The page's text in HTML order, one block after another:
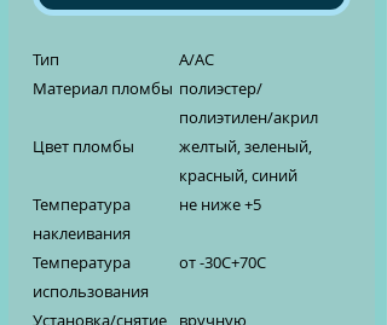
Тип
А/АС
Материал пломбы полиэстер/
полиэтилен/акрил
Цвет пломбы
желтый, зеленый,
красный, синий
Температура
наклеивания
не ниже +5
Температура
использования
от -30С+70С
Установка/снятие
вручную